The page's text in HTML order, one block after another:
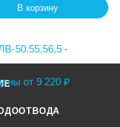
В корзину